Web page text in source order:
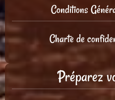
Conditions
Charte de
Préparez